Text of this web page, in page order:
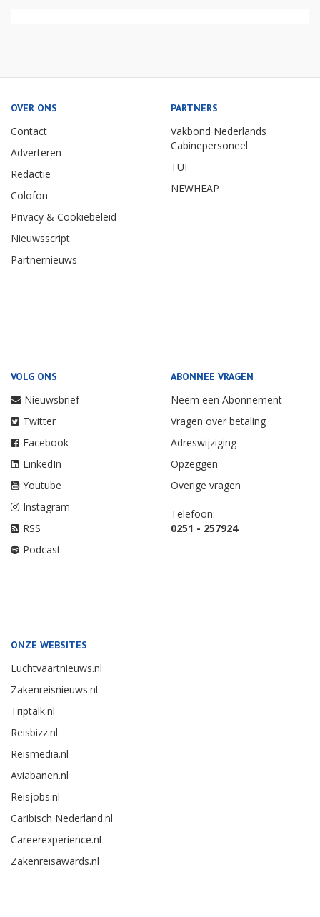
OVER ONS
Contact
Adverteren
Redactie
Colofon
Privacy & Cookiebeleid
Nieuwsscript
Partnernieuws
PARTNERS
Vakbond Nederlands
Cabinepersoneel
TUI
NEWHEAP
VOLG ONS
Nieuwsbrief
Twitter
Facebook
LinkedIn
Youtube
Instagram
RSS
Podcast
ABONNEE VRAGEN
Neem een Abonnement
Vragen over betaling
Adreswijziging
Opzeggen
Overige vragen
Telefoon:
0251 - 257924
ONZE WEBSITES
Luchtvaartnieuws.nl
Zakenreisnieuws.nl
Triptalk.nl
Reisbizz.nl
Reismedia.nl
Aviabanen.nl
Reisjobs.nl
Caribisch Nederland.nl
Careerexperience.nl
Zakenreisawards.nl